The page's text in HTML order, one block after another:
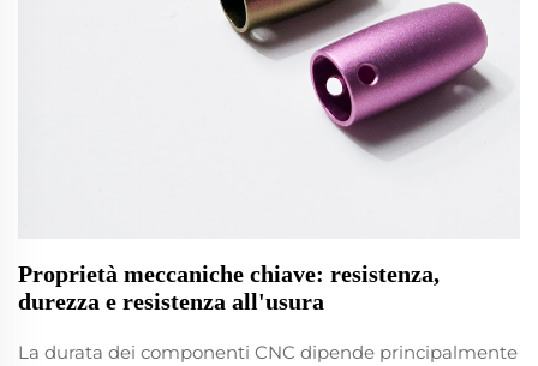
Proprietà meccaniche chiave: resistenza,
durezza e resistenza all'usura
La durata dei componenti CNC dipende principalmente